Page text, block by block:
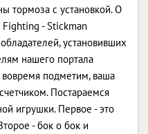
тормоза с установкой. О
Fighting - Stickman
установивших
нашего портала
подметим, ваша
Постараемся
игрушки. Первое - это
- бок о бок и